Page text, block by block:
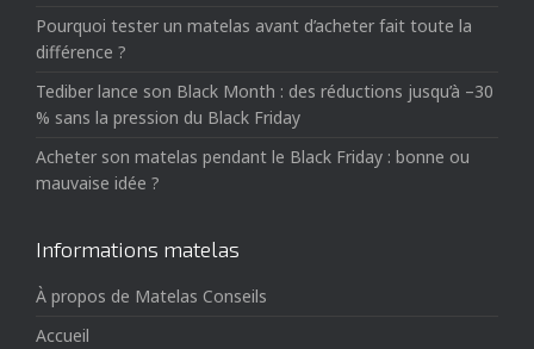
Pourquoi tester un matelas avant d’acheter fait toute la
différence ?
Tediber lance son Black Month : des réductions jusqu’à –30
% sans la pression du Black Friday
Acheter son matelas pendant le Black Friday : bonne ou
mauvaise idée ?
Informations matelas
À propos de Matelas Conseils
Accueil